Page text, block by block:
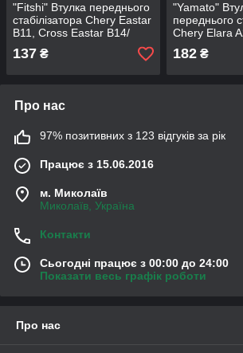
"Fitshi" Втулка переднього
стабілізатора Chery Eastar
B11, Cross Eastar B14/
Чері Істар, Крос Істар
137 ₴
"Yamato"
переднього
Chery Elara
182₴
Про нас
97% позитивних з 123 відгуків за рік
Працює з 15.06.2016
м. Миколаїв
Миколаїв, Україна
Контакти
Сьогодні працює з 00:00 до 24:00
Показати весь графік роботи
Про нас